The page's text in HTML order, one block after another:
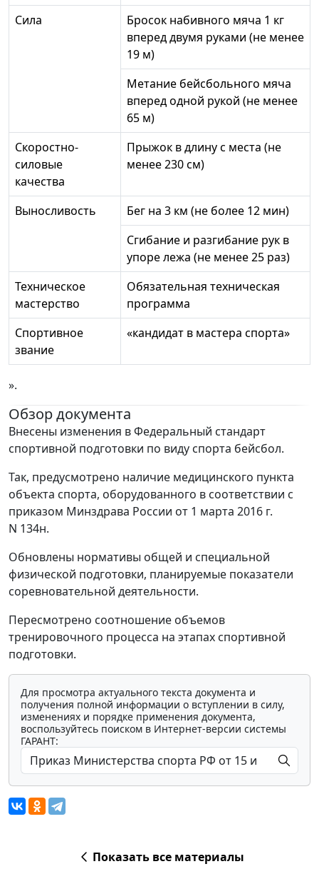
Сила
Бросок набивного мяча 1 кг
вперед двумя руками (не менее
19 м)
Метание бейсбольного мяча
вперед одной рукой (не менее
65 м)
Скоростно-
силовые
качества
Прыжок в длину с места (не
менее 230 см)
Выносливость
Бег на 3 км (не более 12 мин)
Сгибание и разгибание рук в
упоре лежа (не менее 25 раз)
Техническое
мастерство
Обязательная техническая
программа
Спортивное
звание
«кандидат в мастера спорта»
».
Обзор документа
Внесены изменения в Федеральный стандарт
спортивной подготовки по виду спорта бейсбол.
Так, предусмотрено наличие медицинского пункта
объекта спорта, оборудованного в соответствии с
приказом Минздрава России от 1 марта 2016 г.
N 134н.
Обновлены нормативы общей и специальной
физической подготовки, планируемые показатели
соревновательной деятельности.
Пересмотрено соотношение объемов
тренировочного процесса на этапах спортивной
подготовки.
Для просмотра актуального текста документа и
получения полной информации о вступлении в силу,
изменениях и порядке применения документа,
воспользуйтесь поиском в Интернет-версии системы
ГАРАНТ:
Показать все материалы